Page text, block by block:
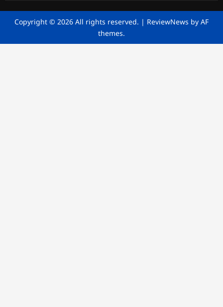
Copyright © 2026 All rights reserved. | ReviewNews by AF
themes.